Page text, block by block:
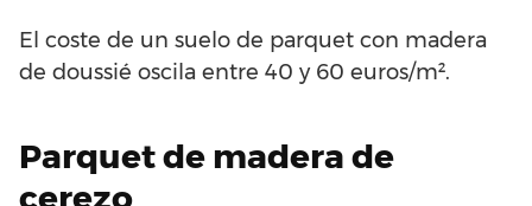
El coste de un suelo de parquet con madera
de doussié oscila entre 40 y 60 euros/m².
Parquet de madera de
cerezo